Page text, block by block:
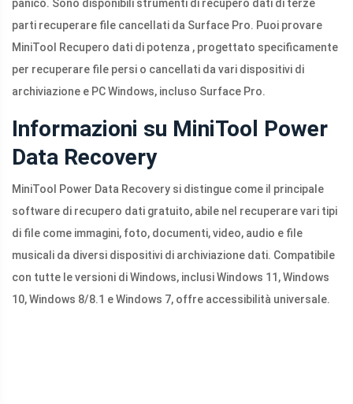
panico. Sono disponibili strumenti di recupero dati di terze
parti recuperare file cancellati da Surface Pro. Puoi provare
MiniTool Recupero dati di potenza , progettato specificamente
per recuperare file persi o cancellati da vari dispositivi di
archiviazione e PC Windows, incluso Surface Pro.
Informazioni su MiniTool Power
Data Recovery
MiniTool Power Data Recovery si distingue come il principale
software di recupero dati gratuito, abile nel recuperare vari tipi
di file come immagini, foto, documenti, video, audio e file
musicali da diversi dispositivi di archiviazione dati. Compatibile
con tutte le versioni di Windows, inclusi Windows 11, Windows
10, Windows 8/8.1 e Windows 7, offre accessibilità universale.